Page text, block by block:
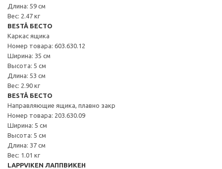
Длина: 59 см
Вес: 2.47 кг
BESTÅ БЕСТО
Каркас ящика
Номер товара: 603.630.12
Ширина: 35 см
Высота: 5 см
Длина: 53 см
Вес: 2.90 кг
BESTÅ БЕСТО
Направляющие ящика, плавно закр
Номер товара: 203.630.09
Ширина: 5 см
Высота: 5 см
Длина: 37 см
Вес: 1.01 кг
LAPPVIKEN ЛАППВИКЕН